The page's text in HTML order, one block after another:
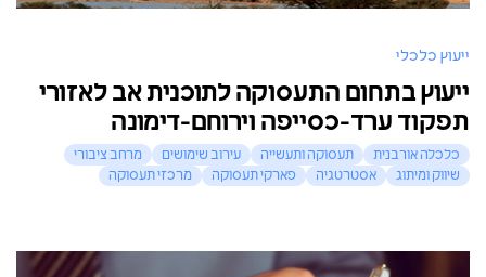
ייעוץ כלכלי
ייעוץ בתחום התעסוקה לתוכנית אב לאזורי
תפקוד ערד-כסייפה וירוחם-דימונה
כלכלה אורבנית תעסוקה ותעשייה עירוב שימושים
מרחב ציבורי
שיווק ומיתוג
אסטרטגיה פארקי תעסוקה מרכזי תעסוקה